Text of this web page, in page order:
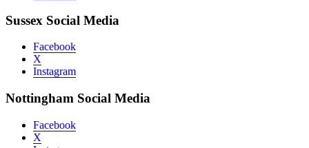
Sussex Social Media
Facebook
X
Instagram
Nottingham Social Media
Facebook
X